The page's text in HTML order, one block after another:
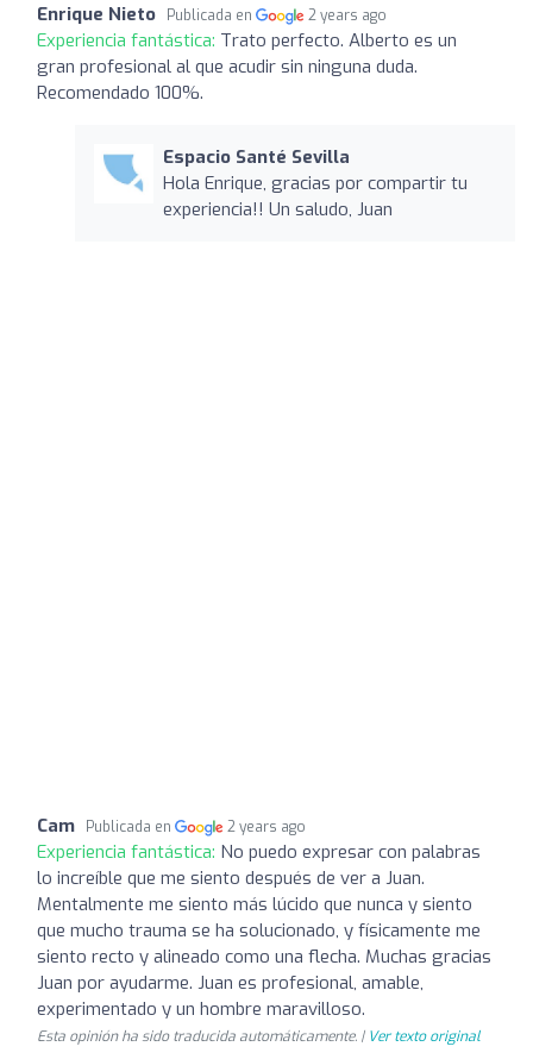
Enrique Nieto Publicada en 2 years ago
Experiencia fantástica: Trato perfecto. Alberto es un
gran profesional al que acudir sin ninguna duda.
Recomendado 100%.
Espacio Santé Sevilla
Hola Enrique, gracias por compartir tu
experiencia!! Un saludo, Juan
Cam Publicada en 2 years ago
Experiencia fantástica: No puedo expresar con palabras
lo increíble que me siento después de ver a Juan.
Mentalmente me siento más lúcido que nunca y siento
que mucho trauma se ha solucionado, y físicamente me
siento recto y alineado como una flecha. Muchas gracias
Juan por ayudarme. Juan es profesional, amable,
experimentado y un hombre maravilloso.
Esta opinión ha sido traducida automáticamente. | Ver texto original